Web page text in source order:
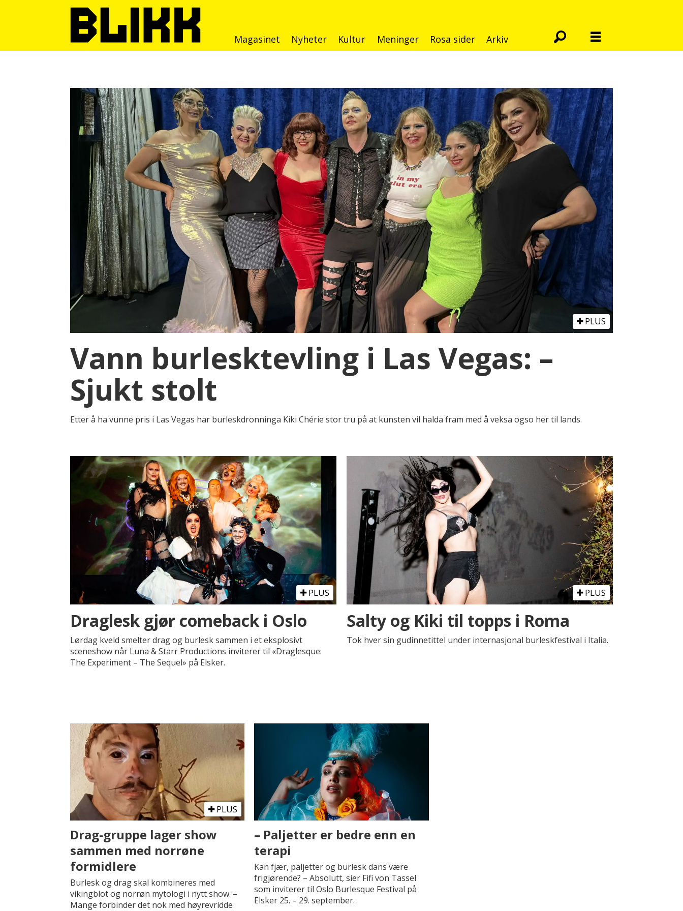
Magasinet Nyheter Kultur Meninger Rosa sider Arkiv
PLUS
Vann burlesktevling i Las Vegas: –
Sjukt stolt
Etter å ha vunne pris i Las Vegas har burleskdronninga Kiki Chérie stor tru på at kunsten vil halda fram med å veksa ogso her til lands.
PLUS
Draglesk gjør comeback i Oslo
Lørdag kveld smelter drag og burlesk sammen i et eksplosivt
sceneshow når Luna & Starr Productions inviterer til «Draglesque:
The Experiment – The Sequel» på Elsker.
PLUS
Salty og Kiki til topps i Roma
Tok hver sin gudinnetittel under internasjonal burleskfestival i Italia.
PLUS
Drag-gruppe lager show
sammen med norrøne
formidlere
Burlesk og drag skal kombineres med
vikingblot og norrøn mytologi i nytt show. –
Mange forbinder det nok med høyrevridde
– Paljetter er bedre enn en
terapi
Kan fjær, paljetter og burlesk dans være
frigjørende? – Absolutt, sier Fifi von Tassel
som inviterer til Oslo Burlesque Festival på
Elsker 25. – 29. september.